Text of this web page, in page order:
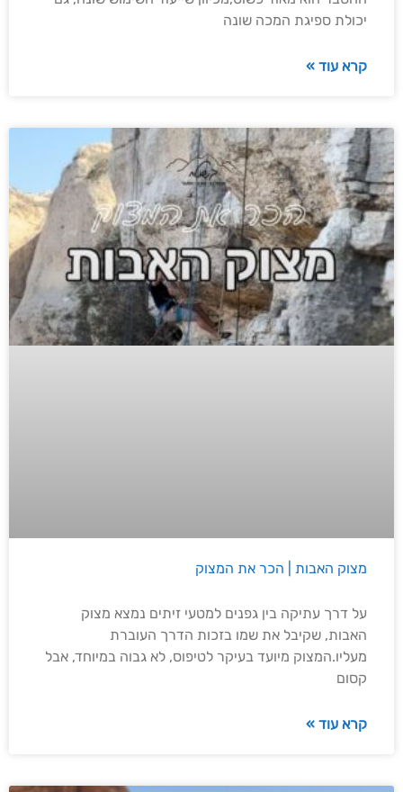
יכולת ספיגת המכה שונה
קרא עוד »
מצוק האבות | הכר את המצוק
על דרך עתיקה בין גפנים למטעי זיתים נמצא מצוק
האבות, שקיבל את שמו בזכות הדרך העוברת
מעליו.המצוק מיועד בעיקר לטיפוס, לא גבוה במיוחד, אבל
קסום
קרא עוד »